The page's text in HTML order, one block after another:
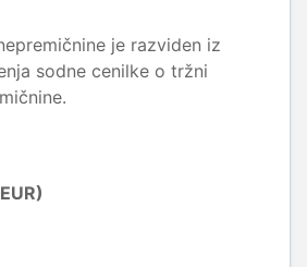
je razviden iz
sodne cenilke o tržni